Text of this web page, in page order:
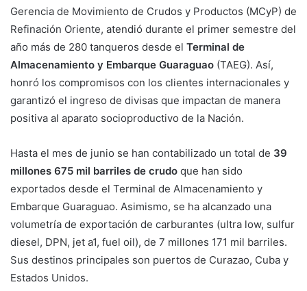
Gerencia de Movimiento de Crudos y Productos (MCyP) de
Refinación Oriente, atendió durante el primer semestre del
año más de 280 tanqueros desde el Terminal de
Almacenamiento y Embarque Guaraguao (TAEG). Así,
honró los compromisos con los clientes internacionales y
garantizó el ingreso de divisas que impactan de manera
positiva al aparato socioproductivo de la Nación.
Hasta el mes de junio se han contabilizado un total de 39
millones 675 mil barriles de crudo que han sido
exportados desde el Terminal de Almacenamiento y
Embarque Guaraguao. Asimismo, se ha alcanzado una
volumetría de exportación de carburantes (ultra low, sulfur
diesel, DPN, jet a1, fuel oil), de 7 millones 171 mil barriles.
Sus destinos principales son puertos de Curazao, Cuba y
Estados Unidos.